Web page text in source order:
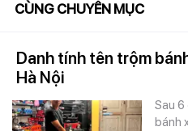
CÙNG CHUYÊN MỤC
Danh tính tên trộm
Hà Nội
Sau
bánh